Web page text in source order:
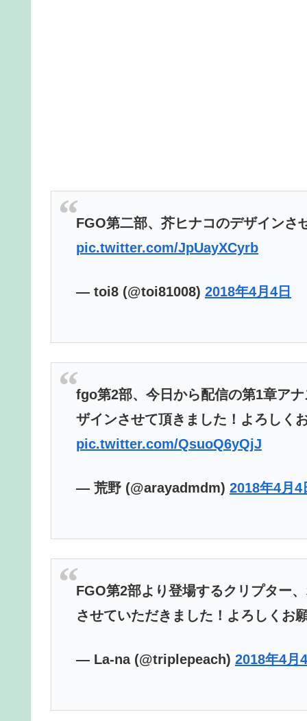
FGO第二部、芥ヒナコのデザインさ
pic.twitter.com/JpUayXCyrb
— toi8 (@toi81008) 2018年4月4日
fgo第2部、今日から配信の第1章ア
ザインさせて頂きました！よろしく
pic.twitter.com/QsuoQ6yQjJ
— 荒野 (@arayadmdm) 2018年4月4
FGO第2部より登場するクリプター
させていただきました！よろしくお
— La-na (@triplepeach) 2018年4月